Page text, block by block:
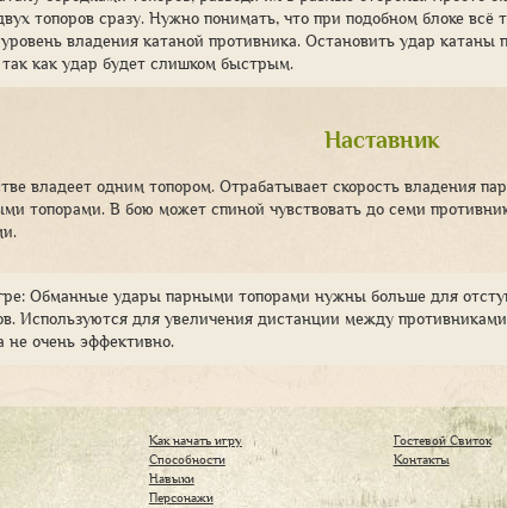
топоров сразу. Нужно понимать, что при подобном блоке
владения катаной противника. Остановить удар
так как удар будет слишком быстрым.
Наставник
владеет одним топором. Отрабатывает скорость владения
топорами. В бою может спиной чувствовать до семи
Обманные удары парными топорами нужны больше для
Используются для увеличения дистанции между
не очень эффективно.
Как начать игру
Способности
Навыки
Персонажи
Гостевой Свиток
Контакты